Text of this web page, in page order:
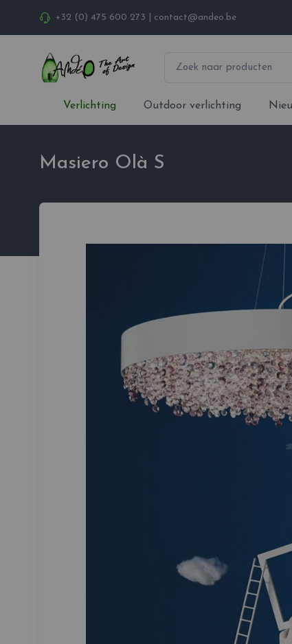
+32 (0) 475 600 273 contact@andeo.be
Verlichting Outdoor verlichting
Masiero Olà S